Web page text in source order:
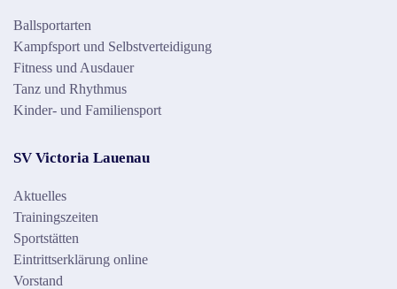
Ballsportarten
Kampfsport und Selbstverteidigung
Fitness und Ausdauer
Tanz und Rhythmus
Kinder- und Familiensport
SV Victoria Lauenau
Aktuelles
Trainingszeiten
Sportstätten
Eintrittserklärung online
Vorstand